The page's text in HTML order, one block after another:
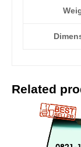
Related